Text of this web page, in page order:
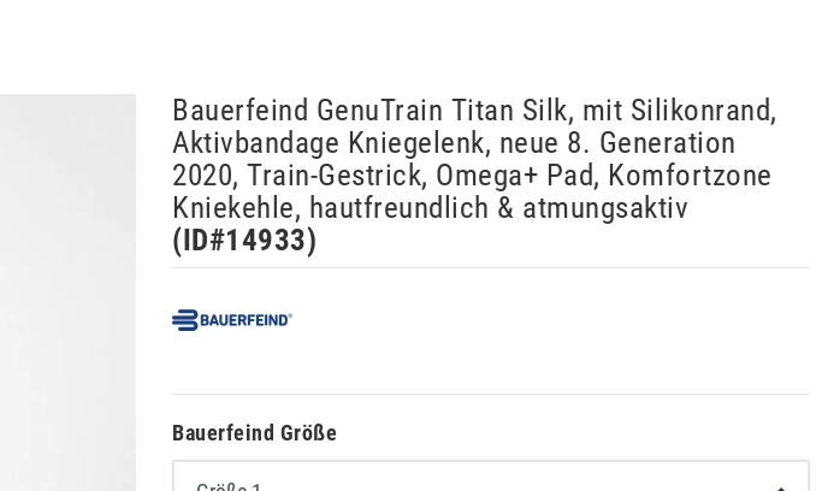
Bauerfeind GenuTrain Titan Silk, mit Silikonrand,
Aktivbandage Kniegelenk, neue 8. Generation
2020, Train-Gestrick, Omega+ Pad, Komfortzone
Kniekehle, hautfreundlich & atmungsaktiv
(ID#14933)
Bauerfeind Größe